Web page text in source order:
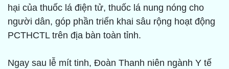
hại của thuốc lá điện tử, thuốc lá nung nóng cho
người dân, góp phần triển khai sâu rộng hoạt động
PCTHCTL trên địa bàn toàn tỉnh.
Ngay sau lễ mít tinh, Đoàn Thanh niên ngành Y tế